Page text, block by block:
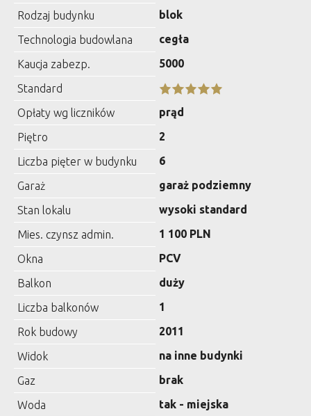
Rodzaj budynku
blok
Technologia budowlana
cegła
Kaucja zabezp.
5000
Standard
Opłaty wg liczników
prąd
Piętro
2
Liczba pięter w budynku
6
Garaż
garaż podziemny
Stan lokalu
wysoki standard
Mies. czynsz admin.
1 100 PLN
Okna
PCV
Balkon
duży
Liczba balkonów
1
Rok budowy
2011
Widok
na inne budynki
Gaz
brak
Woda
tak - miejska